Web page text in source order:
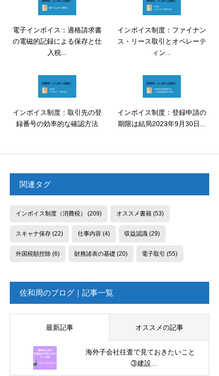
電子インボイス：適格請求書
の電磁的記録による保存と仕
入税...
インボイス制度：ファイナン
ス・リース取引とオペレーテ
ィン...
インボイス制度：取引先の登
録番号の効率的な確認方法
インボイス制度：登録申請の
期限は結局2023年9月30日...
関連タグ
インボイス制度（消費税） (209) オススメ書籍(53)
スキャナ保存(22) 仕事内容(4) 収益認識 (29)
外国税額控除(6) 財務諸表の基礎 (20) 電子取引 (55)
佐和周のブログ｜記事一覧
最新記事 オススメの記事
海外子会社往査で見ておきたいこと
③建設...